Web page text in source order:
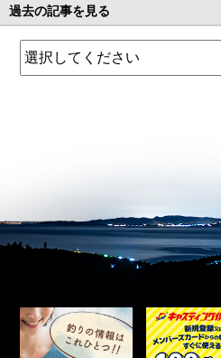
過去の記事を見る